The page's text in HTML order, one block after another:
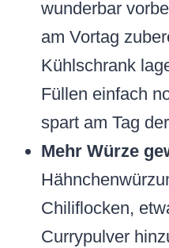
wunderbar
am Vortag
Kühlschrank
Füllen einfach
spart am Tag
Mehr Würze
Chiliflocken,
Currypulver